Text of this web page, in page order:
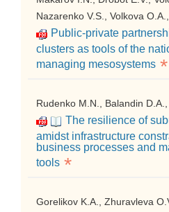
Nazarenko V.S., Volkova
Public-private
clusters as tools of the
managing mesosystems *
Rudenko M.N., Balandin
The resilience of
amidst infrastructure
business processes and
tools *
Gorelikov K.A., Zhuravleva